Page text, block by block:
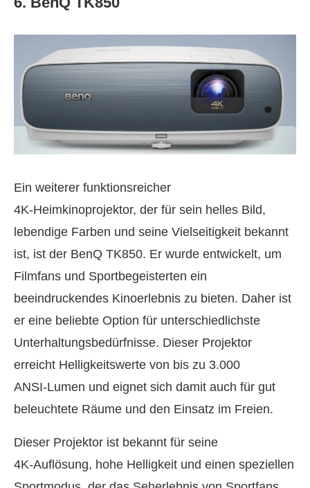
Ein weiterer funktionsreicher
4K‑Heimkinoprojektor, der für sein helles Bild,
lebendige Farben und seine Vielseitigkeit bekannt
ist, ist der BenQ TK850. Er wurde entwickelt, um
Filmfans und Sportbegeisterten ein
beeindruckendes Kinoerlebnis zu bieten. Daher ist
er eine beliebte Option für unterschiedlichste
Unterhaltungsbedürfnisse. Dieser Projektor
erreicht Helligkeitswerte von bis zu 3.000
ANSI‑Lumen und eignet sich damit auch für gut
beleuchtete Räume und den Einsatz im Freien.
Dieser Projektor ist bekannt für seine
4K‑Auflösung, hohe Helligkeit und einen speziellen